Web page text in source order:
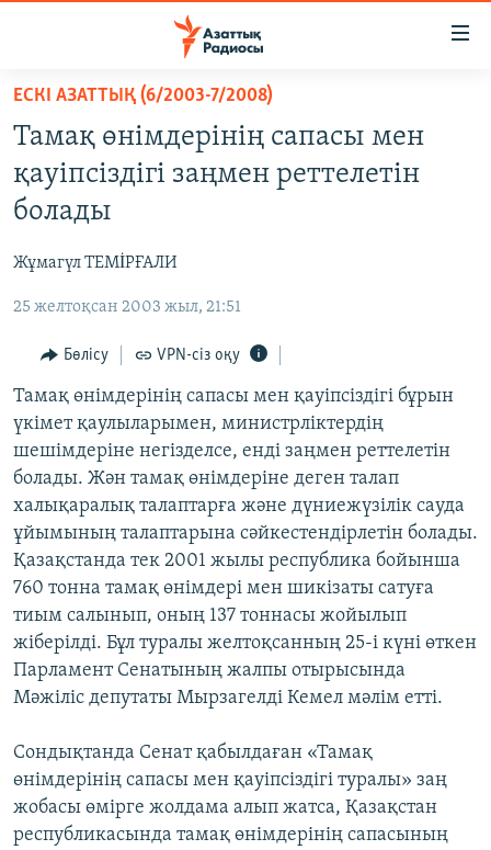
Skip
main
content
Skip
main
Navigation
Skip
Search
AZATTYQTV
АДАМ ҚҰҚЫҚТАРЫ
ӘЛЕУМЕТ
ӘЛЕМ
АРНАЙЫ ЖОБАЛАР
Русский
ЖАЗЫЛЫҢЫЗ
Басқа тілдерде
ЕСКІ АЗАТТЫҚ (6/2003-7/2008)
Тамақ өнімдерінің сапасы мен
қауіпсіздігі заңмен реттелетін
болады
Жұмагүл ТЕМİРҒАЛИ
25 желтоқсан 2003 жыл, 21:51
Бөлісу VPN-сіз оқу
Тамақ өнімдерінің сапасы мен қауіпсіздігі бұрын
үкімет қаулыларымен, министрліктердің
шешімдеріне негізделсе, енді заңмен реттелетін
болады. Жән тамақ өнімдеріне деген талап
халықаралық талаптарға және дүниежүзілік сауда
ұйымының талаптарына сәйкестендірлетін болады.
Қазақстанда тек 2001 жылы республика бойынша
760 тонна тамақ өнімдері мен шикізаты сатуға
тиым салынып, оның 137 тоннасы жойылып
жіберілді. Бұл туралы желтоқсанның 25-і күні өткен
Парламент Сенатының жалпы отырысында
Мәжіліс депутаты Мырзагелді Кемел мәлім етті.
Сондықтанда Сенат қабылдаған «Тамақ
өнімдерінің сапасы мен қауіпсіздігі туралы» заң
жобасы өмірге жолдама алып жатса, Қазақстан
республикасында тамақ өнімдерінің сапасының